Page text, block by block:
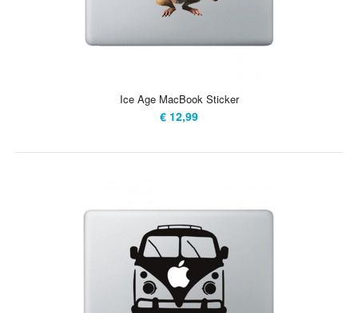
Ice Age MacBook Sticker
€ 12,99